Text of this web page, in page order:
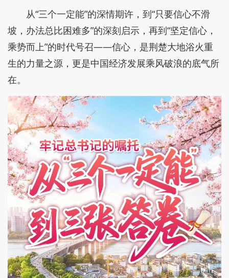
从“三个一定能”的深情期许，到“只要信心不滑
坡，办法总比困难多”的深刻启示，再到“坚定信心，
乘势而上”的时代号召——信心，是荆楚大地浴火重
生的力量之源，更是中国经济发展乘风破浪的底气所
在。